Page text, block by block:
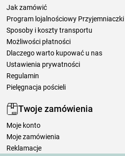
Jak zamówić
Program lojalnościowy Przyjemniaczki
Sposoby i koszty transportu
Możliwości płatności
Dlaczego warto kupować u nas
Ustawienia prywatności
Regulamin
Pielęgnacja pościeli
Twoje zamówienia
Moje konto
Moje zamówienia
Reklamacje